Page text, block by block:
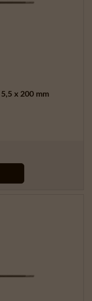
x 200 mm